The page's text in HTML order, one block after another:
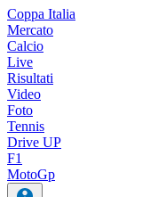
Coppa Italia
Mercato
Calcio
Live
Risultati
Video
Foto
Tennis
Drive UP
F1
MotoGp